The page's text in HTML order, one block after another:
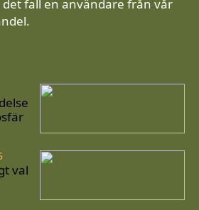
fall en användare från vår
val